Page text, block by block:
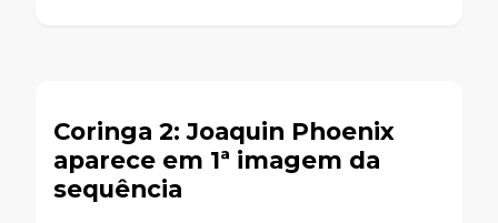
Coringa 2: Joaquin Phoenix
aparece em 1ª imagem da
sequência